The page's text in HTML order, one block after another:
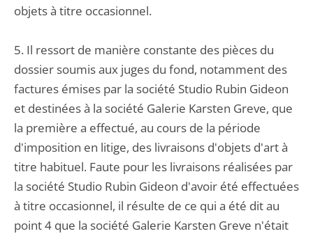
objets à titre occasionnel.
5. Il ressort de manière constante des pièces du
dossier soumis aux juges du fond, notamment des
factures émises par la société Studio Rubin Gideon
et destinées à la société Galerie Karsten Greve, que
la première a effectué, au cours de la période
d'imposition en litige, des livraisons d'objets d'art à
titre habituel. Faute pour les livraisons réalisées par
la société Studio Rubin Gideon d'avoir été effectuées
à titre occasionnel, il résulte de ce qui a été dit au
point 4 que la société Galerie Karsten Greve n'était